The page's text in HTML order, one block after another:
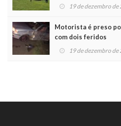
19 de dezembro de
Motorista é preso
com dois feridos
19 de dezembro de